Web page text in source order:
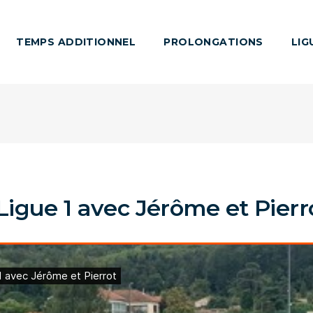
TEMPS ADDITIONNEL PROLONGATIONS
1 avec Jérôme et